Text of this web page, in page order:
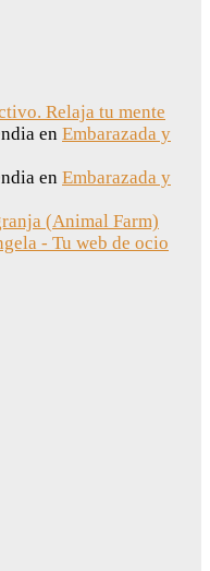
Relaja tu mente
en Embarazada y
en Embarazada y
(Animal Farm)
- Tu web de ocio